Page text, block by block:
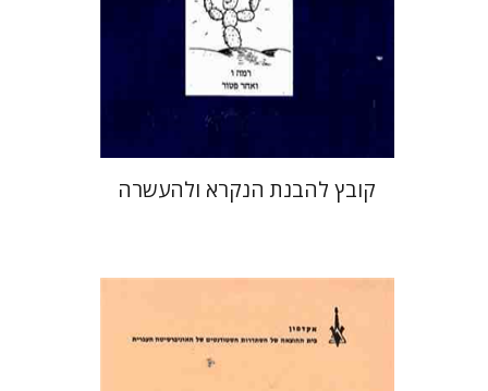
הנחת אתר ספר מודפס
$25
$22
קובץ להבנת הנקרא ולהעשרה
עוזי אורנן